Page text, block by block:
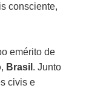
consciente,
emérito de
, Brasil . Junto
civis e